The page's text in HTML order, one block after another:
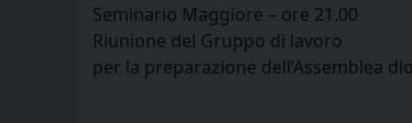
Seminario Maggiore – ore 21.00
Riunione del Gruppo di lavoro
per la preparazione dell’Assemblea